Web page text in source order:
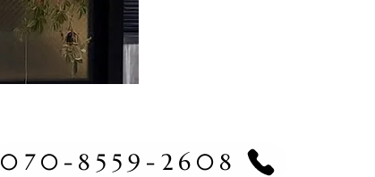
070-8559-2608